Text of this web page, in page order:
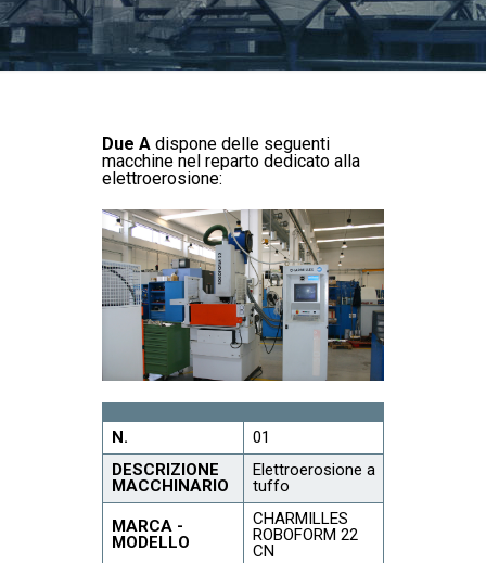
Due A dispone delle seguenti
macchine nel reparto dedicato alla
elettroerosione:
N.
01
DESCRIZIONE
MACCHINARIO
Elettroerosione a
tuffo
MARCA -
MODELLO
CHARMILLES
ROBOFORM 22
CN